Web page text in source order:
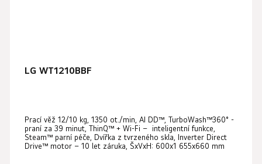
LG WT1210BBF
Prací věž 12/10 kg, 1350 ot./min, AI DD™, TurboWash™360° -
praní za 39 minut, ThinQ™ + Wi-Fi – inteligentní funkce,
Steam™ parní péče, Dvířka z tvrzeného skla, Inverter Direct
Drive™ motor – 10 let záruka, ŠxVxH: 600x1 655x660 mm